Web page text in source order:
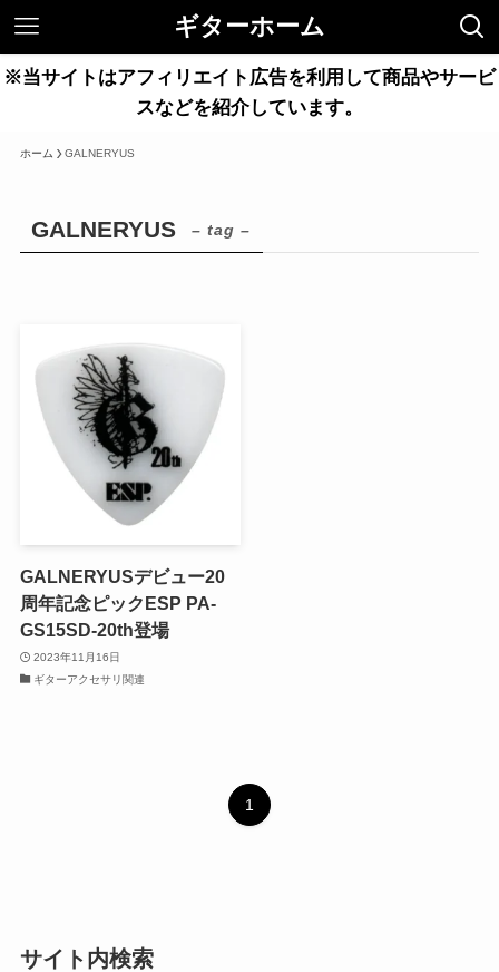
ギターホーム
※当サイトはアフィリエイト広告を利用して商品やサービ
スなどを紹介しています。
ホーム GALNERYUS
GALNERYUS – tag –
GALNERYUSデビュー20
周年記念ピックESP PA-
GS15SD-20th登場
2023年11月16日
ギターアクセサリ関連
1
サイト内検索